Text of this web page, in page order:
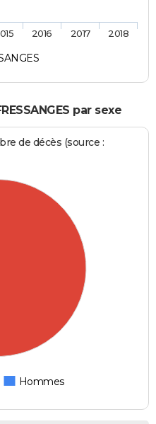
2016 2017 2018
par sexe
de décès (source :
Hommes